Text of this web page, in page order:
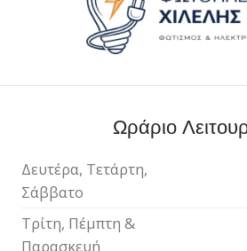
Ωράριο
Δευτέρα, Τετάρτη,
Σάββατο
Τρίτη, Πέμπτη &
Παρασκευή